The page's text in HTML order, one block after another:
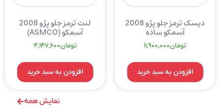
نمایش همه
دیسک ترمز جلو پژو 2008
آسمکو ساده
تومان11,900,000
افزودن به سبد خرید
لنت ترمز جلو پژو 2008
آسمکو (ASMCO)
تومان4,147,600
افزودن به سبد خرید